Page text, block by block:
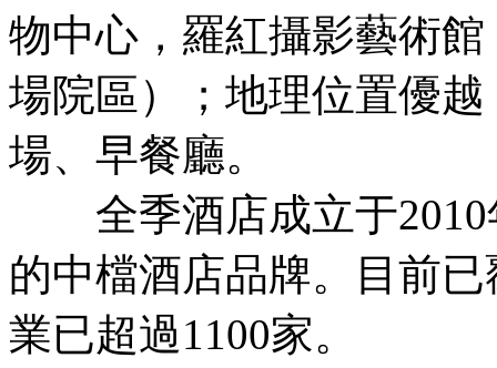
物中心，羅紅攝影藝術
場院區）；地理位置優
場、早餐廳。
全季酒店成立于2010
的中檔酒店品牌。目前
業已超過1100家。